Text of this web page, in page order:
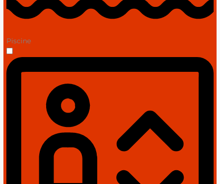
Piscine